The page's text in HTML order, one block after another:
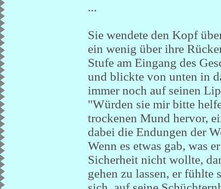
...
Sie wendete den Kopf
ein wenig über ihre
Stufe am Eingang des
und blickte von unten in
immer noch auf seinen
"Würden sie mir bitte
trockenen Mund hervor,
dabei die Endungen der
Wenn es etwas gab, was
Sicherheit nicht wollte,
gehen zu lassen, er